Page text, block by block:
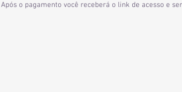
Após o pagamento você receberá o link de acesso e